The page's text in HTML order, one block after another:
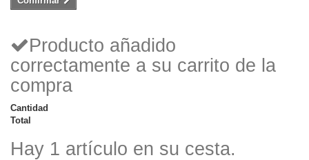
Producto añadido
correctamente a su carrito de la
compra
Cantidad
Total
Hay 1 artículo en su cesta.